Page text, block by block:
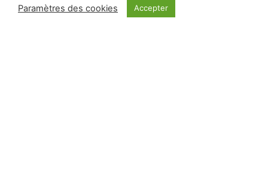
le style que vous souhaitez créer !
Paramètres des cookies Accepter